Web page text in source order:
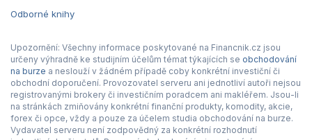
Odborné knihy
Upozornění: Všechny informace poskytované na Financnik.cz jsou
určeny výhradně ke studijním účelům témat týkajících se obchodování
na burze a neslouží v žádném případě coby konkrétní investiční či
obchodní doporučení. Provozovatel serveru ani jednotliví autoři nejsou
registrovanými brokery či investičním poradcem ani makléřem. Jsou-li
na stránkách zmiňovány konkrétní finanční produkty, komodity, akcie,
forex či opce, vždy a pouze za účelem studia obchodování na burze.
Vydavatel serveru není zodpovědný za konkrétní rozhodnutí